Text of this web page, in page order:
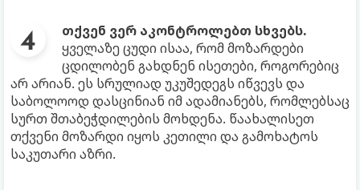
თქვენ ვერ აკონტროლებთ სხვებს.
ყველაზე ცუდი ისაა, რომ მოზარდები
ცდილობენ გახდნენ ისეთები, როგორებიც
არ არიან. ეს სრულიად უკუშედეგს იწვევს და
საბოლოოდ დასცინიან იმ ადამიანებს, რომლებსაც
სურთ შთაბეჭდილების მოხდენა. წაახალისეთ
თქვენი მოზარდი იყოს კეთილი და გამოხატოს
საკუთარი აზრი.